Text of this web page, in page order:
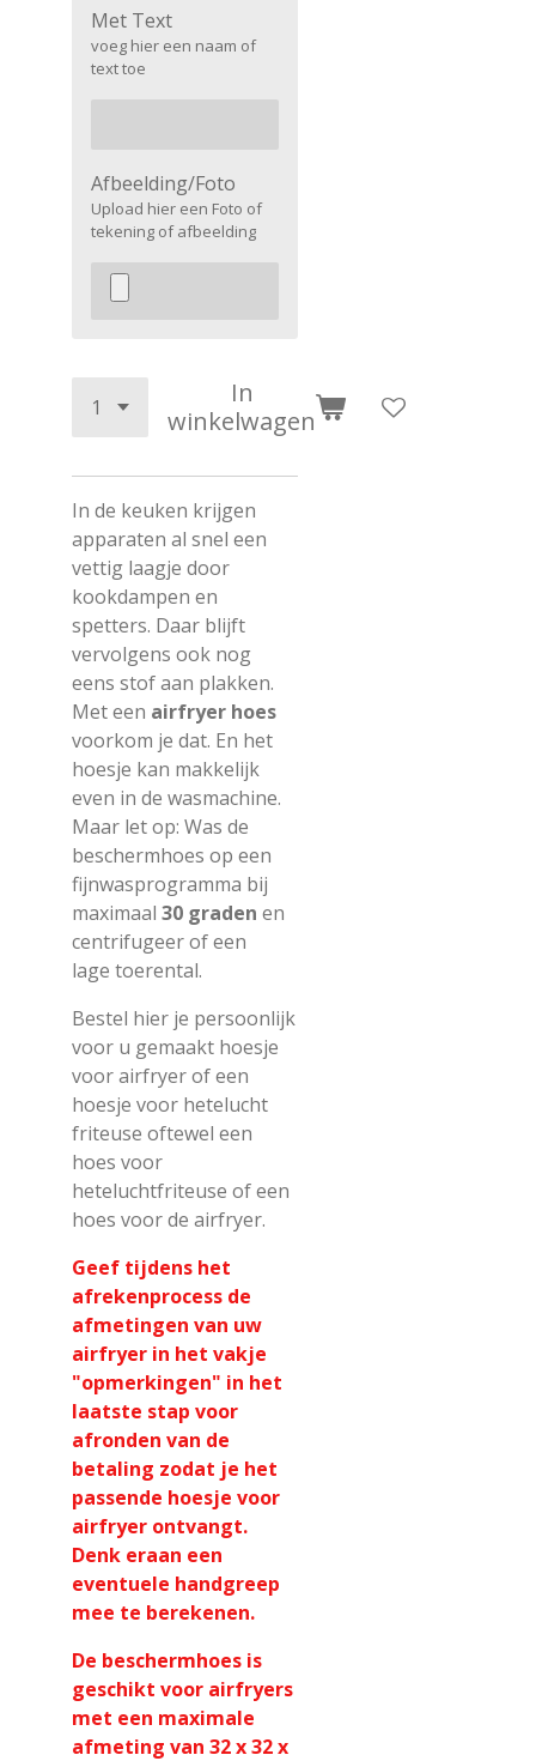
Met Text
voeg hier een naam of
text toe
Afbeelding/Foto
Upload hier een Foto of
tekening of afbeelding
In
winkelwagen
In de keuken krijgen
apparaten al snel een
vettig laagje door
kookdampen en
spetters. Daar blijft
vervolgens ook nog
eens stof aan plakken.
Met een airfryer hoes
voorkom je dat. En het
hoesje kan makkelijk
even in de wasmachine.
Maar let op: Was de
beschermhoes op een
fijnwasprogramma bij
maximaal 30 graden en
centrifugeer of een
lage toerental.
Bestel hier je persoonlijk
voor u gemaakt hoesje
voor airfryer of een
hoesje voor hetelucht
friteuse oftewel een
hoes voor
heteluchtfriteuse of een
hoes voor de airfryer.
Geef tijdens het
afrekenprocess de
afmetingen van uw
airfryer in het vakje
"opmerkingen" in het
laatste stap voor
afronden van de
betaling zodat je het
passende hoesje voor
airfryer ontvangt.
Denk eraan een
eventuele handgreep
mee te berekenen.
De beschermhoes is
geschikt voor airfryers
met een maximale
afmeting van 32 x 32 x